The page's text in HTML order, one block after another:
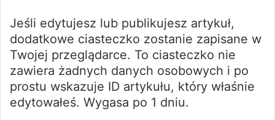
Jeśli edytujesz lub publikujesz artykuł,
dodatkowe ciasteczko zostanie zapisane w
Twojej przeglądarce. To ciasteczko nie
zawiera żadnych danych osobowych i po
prostu wskazuje ID artykułu, który właśnie
edytowałeś. Wygasa po 1 dniu.